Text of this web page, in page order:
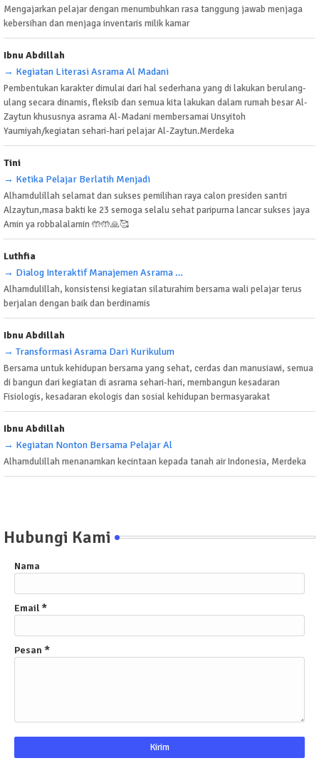
Mengajarkan pelajar dengan menumbuhkan rasa tanggung jawab menjaga
kebersihan dan menjaga inventaris milik kamar
Ibnu Abdillah
→ Kegiatan Literasi Asrama Al Madani
Pembentukan karakter dimulai dari hal sederhana yang di lakukan berulang-
ulang secara dinamis, fleksib dan semua kita lakukan dalam rumah besar Al-
Zaytun khususnya asrama Al-Madani membersamai Unsyitoh
Yaumiyah/kegiatan sehari-hari pelajar Al-Zaytun.Merdeka
Tini
→ Ketika Pelajar Berlatih Menjadi
Alhamdulillah selamat dan sukses pemilihan raya calon presiden santri
Alzaytun,masa bakti ke 23 semoga selalu sehat paripurna lancar sukses jaya
Amin ya robbalalamin 🤲🤲🙏🥰
Luthfia
→ Dialog Interaktif Manajemen Asrama Dan
Alhamdulillah, konsistensi kegiatan silaturahim bersama wali pelajar terus
berjalan dengan baik dan berdinamis
Ibnu Abdillah
→ Transformasi Asrama Dari Kurikulum
Bersama untuk kehidupan bersama yang sehat, cerdas dan manusiawi, semua
di bangun dari kegiatan di asrama sehari-hari, membangun kesadaran
Fisiologis, kesadaran ekologis dan sosial kehidupan bermasyarakat
Ibnu Abdillah
→ Kegiatan Nonton Bersama Pelajar Al
Alhamdulillah menanamkan kecintaan kepada tanah air Indonesia, Merdeka
Hubungi Kami
Nama
Email *
Pesan *